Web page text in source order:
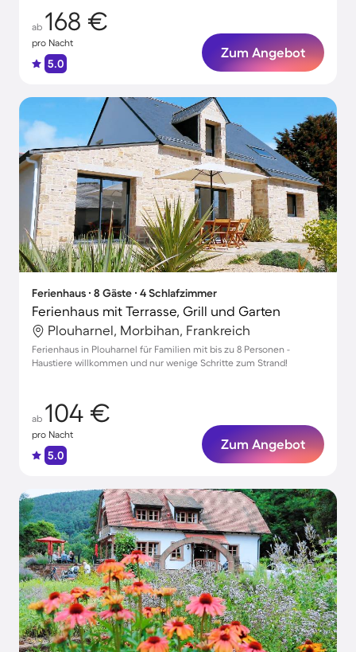
ab 168 €
pro Nacht
5.0
Zum Angebot
Ferienhaus ∙ 8 Gäste ∙ 4 Schlafzimmer
Ferienhaus mit Terrasse, Grill und Garten
Plouharnel, Morbihan, Frankreich
Ferienhaus in Plouharnel für Familien mit bis zu 8 Personen -
Haustiere willkommen und nur wenige Schritte zum Strand!
ab 104 €
pro Nacht
5.0
Zum Angebot